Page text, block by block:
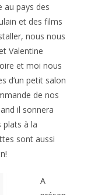
au pays des
et des films
nous nous
Valentine
et moi nous
d’un petit salon
de nos
il sonnera
plats à la
sont aussi
A